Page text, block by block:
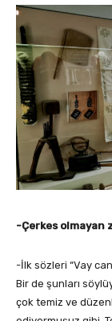
-Çerkes olmayan
-İlk sözleri “Vay
Bir de şunları
çok temiz ve